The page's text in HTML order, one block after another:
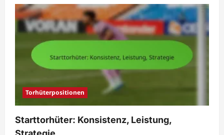
Jugendtorhüter:
Training,
Entwicklung,
Technik
Torhüterpositionen
Starttorhüter: Konsistenz, Leistung,